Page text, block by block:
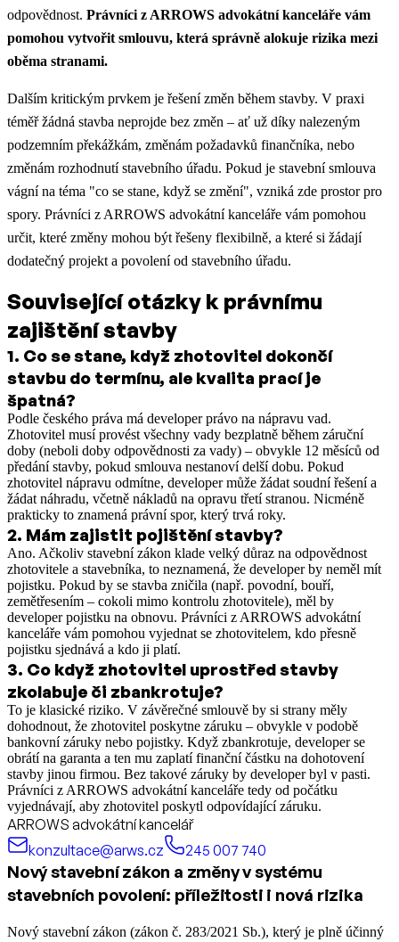
odpovědnost. Právníci z ARROWS advokátní kanceláře vám
pomohou vytvořit smlouvu, která správně alokuje rizika mezi
oběma stranami.
Dalším kritickým prvkem je řešení změn během stavby. V praxi
téměř žádná stavba neprojde bez změn – ať už díky nalezeným
podzemním překážkám, změnám požadavků finančníka, nebo
změnám rozhodnutí stavebního úřadu. Pokud je stavební smlouva
vágní na téma "co se stane, když se změní", vzniká zde prostor pro
spory. Právníci z ARROWS advokátní kanceláře vám pomohou
určit, které změny mohou být řešeny flexibilně, a které si žádají
dodatečný projekt a povolení od stavebního úřadu.
Související otázky k právnímu
zajištění stavby
1. Co se stane, když zhotovitel dokončí
stavbu do termínu, ale kvalita prací je
špatná?
Podle českého práva má developer právo na nápravu vad.
Zhotovitel musí provést všechny vady bezplatně během záruční
doby (neboli doby odpovědnosti za vady) – obvykle 12 měsíců od
předání stavby, pokud smlouva nestanoví delší dobu. Pokud
zhotovitel nápravu odmítne, developer může žádat soudní řešení a
žádat náhradu, včetně nákladů na opravu třetí stranou. Nicméně
prakticky to znamená právní spor, který trvá roky.
2. Mám zajistit pojištění stavby?
Ano. Ačkoliv stavební zákon klade velký důraz na odpovědnost
zhotovitele a stavebníka, to neznamená, že developer by neměl mít
pojistku. Pokud by se stavba zničila (např. povodní, bouří,
zemětřesením – cokoli mimo kontrolu zhotovitele), měl by
developer pojistku na obnovu. Právníci z ARROWS advokátní
kanceláře vám pomohou vyjednat se zhotovitelem, kdo přesně
pojistku sjednává a kdo ji platí.
3. Co když zhotovitel uprostřed stavby
zkolabuje či zbankrotuje?
To je klasické riziko. V závěrečné smlouvě by si strany měly
dohodnout, že zhotovitel poskytne záruku – obvykle v podobě
bankovní záruky nebo pojistky. Když zbankrotuje, developer se
obrátí na garanta a ten mu zaplatí finanční částku na dohotovení
stavby jinou firmou. Bez takové záruky by developer byl v pasti.
Právníci z ARROWS advokátní kanceláře tedy od počátku
vyjednávají, aby zhotovitel poskytl odpovídající záruku.
ARROWS advokátní kancelář
konzultace@arws.cz
245 007 740
Nový stavební zákon a změny v systému
stavebních povolení: příležitosti i nová rizika
Nový stavební zákon (zákon č. 283/2021 Sb.), který je plně účinný